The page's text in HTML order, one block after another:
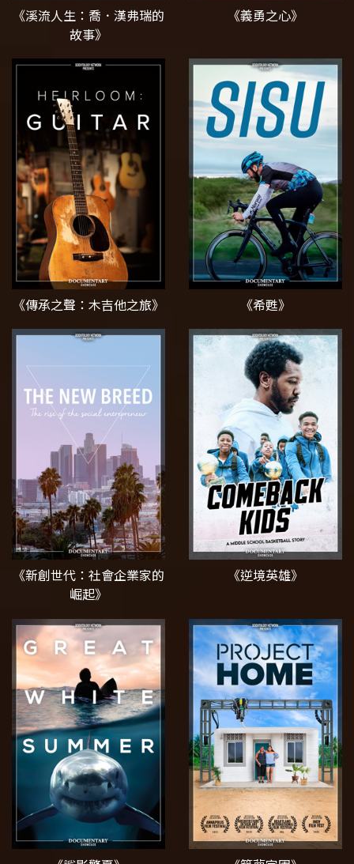
《溪流人生：喬．漢弗瑞的
故事》
《義勇之心》
《傳承之聲：木吉他之旅》 《希甦》
《新創世代：社會企業家的
崛起》
《逆境英雄》